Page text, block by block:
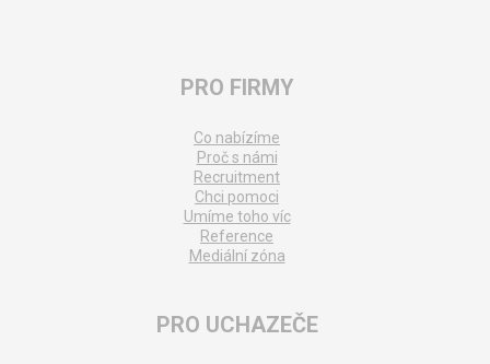
PRO FIRMY
Co nabízíme
Proč s námi
Recruitment
Chci pomoci
Umíme toho víc
Reference
Mediální zóna
PRO UCHAZEČE